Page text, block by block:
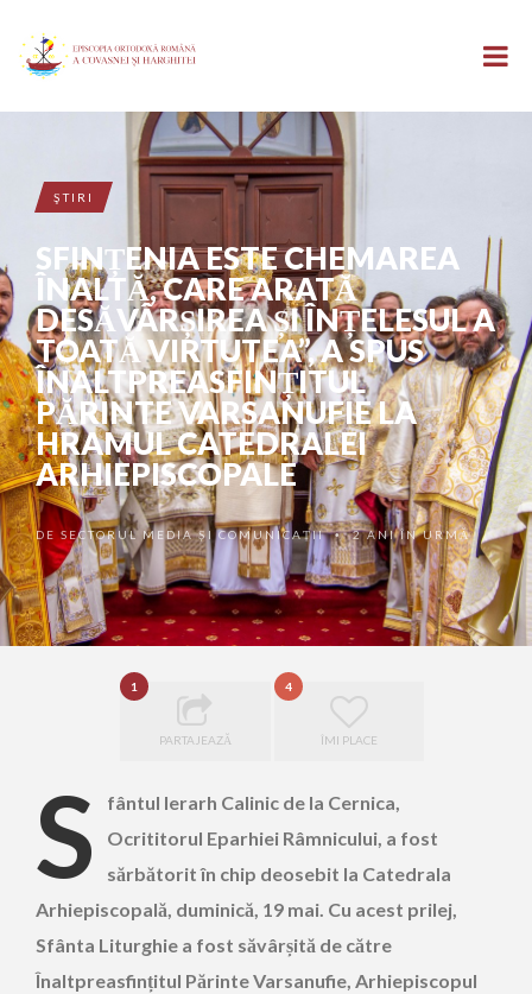
ŞTIRI
SFINȚENIA ESTE CHEMAREA
ÎNALTĂ, CARE ARATĂ
DESĂVÂRȘIREA ȘI ÎNȚELESUL A
TOATĂ VIRTUTEA”, A SPUS
ÎNALTPREASFINȚITUL
PĂRINTE VARSANUFIE LA
HRAMUL CATEDRALEI
ARHIEPISCOPALE
DESECTORUL MEDIA ȘI COMUNICAȚII •2 ANI ÎN URMĂ
1
PARTAJEAZĂ
4
ÎMI PLACE
S
fântul Ierarh Calinic de la Cernica,
Ocrititorul Eparhiei Râmnicului, a fost
sărbătorit în chip deosebit la Catedrala
Arhiepiscopală, duminică, 19 mai. Cu acest prilej,
Sfânta Liturghie a fost săvârșită de către
Înaltpreasfințitul Părinte Varsanufie, Arhiepiscopul